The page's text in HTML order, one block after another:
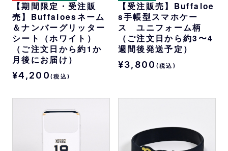
【期間限定・受注販
売】Buffaloesネーム
＆ナンバーグリッター
シート（ホワイト）
（ご注文日から約1か
月後にお届け）
¥4,200 (税込)
【受注販売】Buffaloe
s手帳型スマホケー
ス ユニフォーム柄
（ご注文日から約3〜4
週間後発送予定）
¥3,800 (税込)